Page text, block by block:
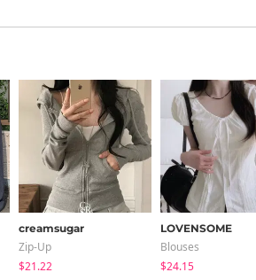
creamsugar
Zip-Up
$21.22
LOVENSOME
Blouses
$24.15